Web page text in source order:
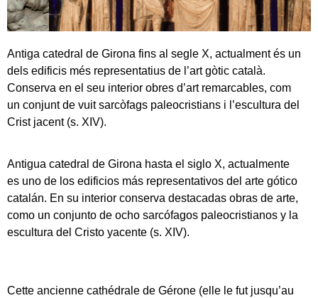
Antiga catedral de Girona fins al segle X, actualment és un
dels edificis més representatius de l’art gòtic català.
Conserva en el seu interior obres d’art remarcables, com
un conjunt de vuit sarcòfags paleocristians i l’escultura del
Crist jacent (s. XIV).
Antigua catedral de Girona hasta el siglo X, actualmente
es uno de los edificios más representativos del arte gótico
catalán. En su interior conserva destacadas obras de arte,
como un conjunto de ocho sarcófagos paleocristianos y la
escultura del Cristo yacente (s. XIV).
Cette ancienne cathédrale de Gérone (elle le fut jusqu’au